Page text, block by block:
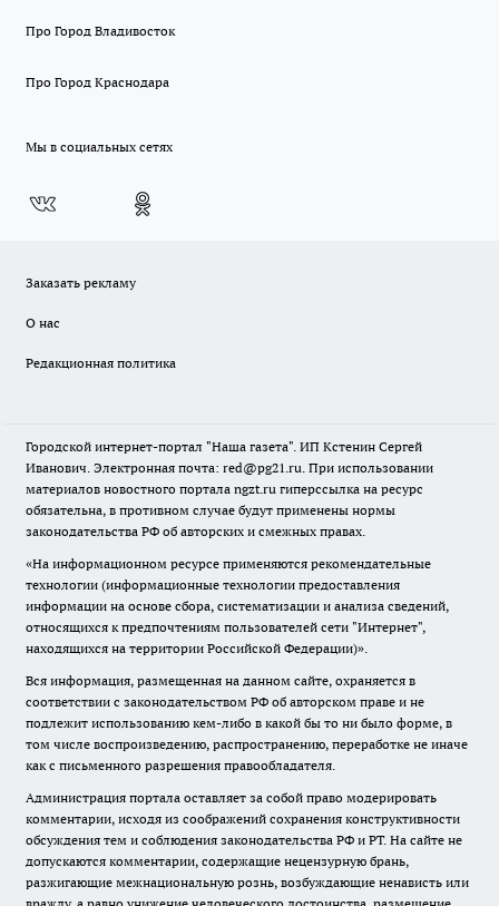
Про Город Владивосток
Про Город Краснодара
Мы в социальных сетях
Заказать рекламу
О нас
Редакционная политика
Городской интернет-портал "Наша газета". ИП Кстенин Сергей
Иванович. Электронная почта: red@pg21.ru. При использовании
материалов новостного портала ngzt.ru гиперссылка на ресурс
обязательна, в противном случае будут применены нормы
законодательства РФ об авторских и смежных правах.
«На информационном ресурсе применяются рекомендательные
технологии (информационные технологии предоставления
информации на основе сбора, систематизации и анализа сведений,
относящихся к предпочтениям пользователей сети "Интернет",
находящихся на территории Российской Федерации)».
Вся информация, размещенная на данном сайте, охраняется в
соответствии с законодательством РФ об авторском праве и не
подлежит использованию кем-либо в какой бы то ни было форме, в
том числе воспроизведению, распространению, переработке не иначе
как с письменного разрешения правообладателя.
Администрация портала оставляет за собой право модерировать
комментарии, исходя из соображений сохранения конструктивности
обсуждения тем и соблюдения законодательства РФ и РТ. На сайте не
допускаются комментарии, содержащие нецензурную брань,
разжигающие межнациональную рознь, возбуждающие ненависть или